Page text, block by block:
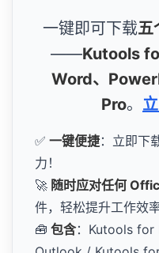
一键即可下载五
——Kutools
Word、
Pro。
✅ 一键便捷：立即下
力！
🚀 随时应对任何
件，轻松提升工作效率
🧰 包含：Kutools